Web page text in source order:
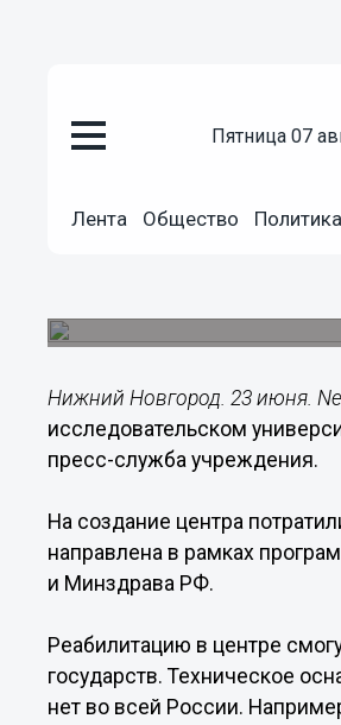
пятница 07
Лента Общество Политика
Институт
Нижний Новгород. 23 июня.
исследовательском
пресс-служба учреждения.
На создание центра
направлена в рамках
и Минздрава РФ.
Реабилитацию в центре
государств. Техническое
нет во всей России.